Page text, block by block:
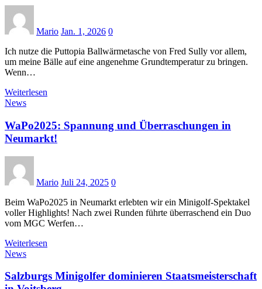
Mario Jan. 1, 2026 0
Ich nutze die Puttopia Ballwärmetasche von Fred Sully vor allem,
um meine Bälle auf eine angenehme Grundtemperatur zu bringen.
Wenn…
Weiterlesen
News
WaPo2025: Spannung und Überraschungen in
Neumarkt!
Mario Juli 24, 2025 0
Beim WaPo2025 in Neumarkt erlebten wir ein Minigolf-Spektakel
voller Highlights! Nach zwei Runden führte überraschend ein Duo
vom MGC Werfen…
Weiterlesen
News
Salzburgs Minigolfer dominieren Staatsmeisterschaft